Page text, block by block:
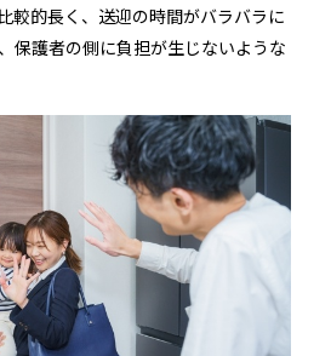
較的長く、送迎の時間がバラバラに
保護者の側に負担が生じないような
料